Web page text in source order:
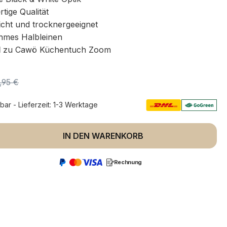
Qualität
und trocknergeeignet
Halbleinen
zu Cawö Küchentuch Zoom
€
- Lieferzeit: 1-3 Werktage
Gib den gewünschten Wert
IN DEN WARENKORB
Rechnung